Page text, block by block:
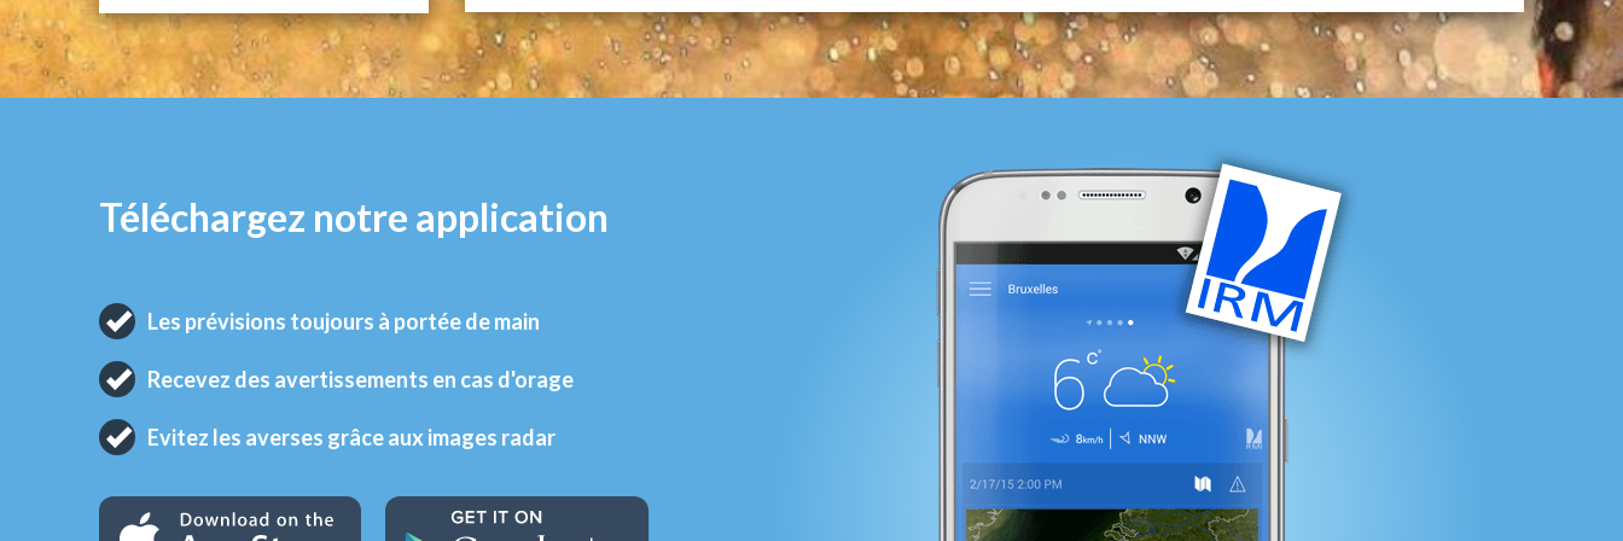
Téléchargez notre application
Les prévisions toujours à portée de main
Recevez des avertissements en cas d'orage
Evitez les averses grâce aux images radar